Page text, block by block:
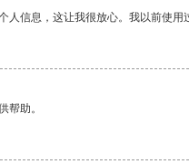
信息，这让我很放心。我以前使
帮助。